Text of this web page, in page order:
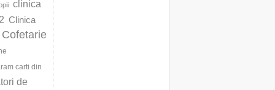
clinica
Clinica
Cofetarie
carti din
de